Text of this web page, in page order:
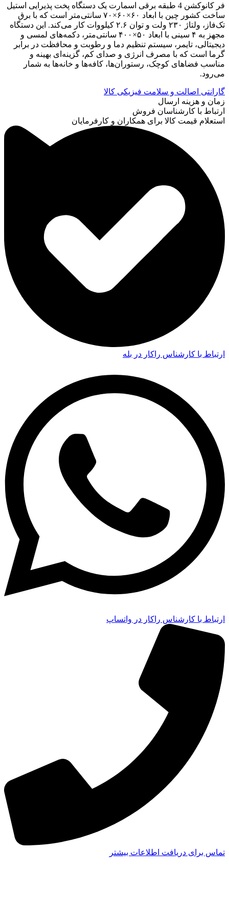
فر کانوکشن 4 طبقه برقی اسمارت یک دستگاه پخت پذیرایی استیل
ساخت کشور چین با ابعاد ۶۰×۶۰×۷۰ سانتی‌متر است که با برق
تک‌فاز، ولتاژ ۲۳۰ ولت و توان ۲.۶ کیلووات کار می‌کند. این دستگاه
مجهز به ۴ سینی با ابعاد ۵۰×۴۰۰ سانتی‌متر، دکمه‌های لمسی و
دیجیتالی، تایمر، سیستم تنظیم دما و رطوبت و محافظت در برابر
گرما است که با مصرف انرژی و صدای کم، گزینه‌ای بهینه و
مناسب فضاهای کوچک، رستوران‌ها، کافه‌ها و خانه‌ها به شمار
می‌رود.
گارانتی اصالت و سلامت فیزیکی کالا
زمان و هزینه ارسال
ارتباط با کارشناسان فروش
استعلام قیمت کالا برای همکاران و کارفرمایان
ارتباط با کارشناس راکار در بله
ارتباط با کارشناس راکار در واتساپ
تماس برای دریافت اطلاعات بیشتر